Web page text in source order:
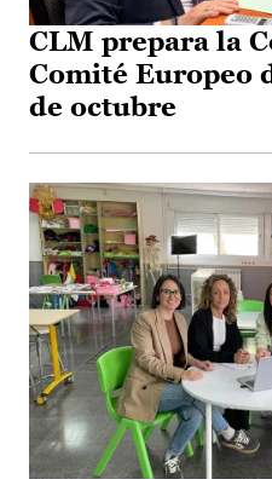
CLM prepara la
Comité Europeo
de octubre